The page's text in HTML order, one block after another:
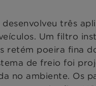
desenvolveu três
Um filtro
retém poeira fina
de freio foi
no ambiente. Os